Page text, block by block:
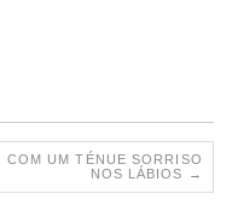
COM UM TÉNUE SORRISO
NOS LÁBIOS
→